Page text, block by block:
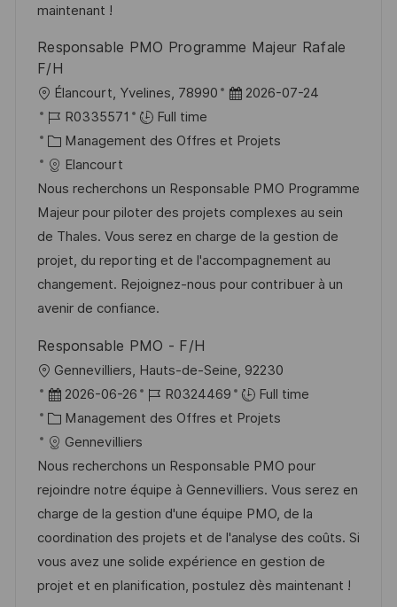
o
a
d
p
t
e
maintenant !
Responsable PMO Programme Majeur Rafale
F/H
o
c
a
l
i
s
a
t
i
n
Élancourt, Yvelines, 78990
D
t
d
a
f
f
a
g
e
2026-07-24
R
é
f
é
r
e
n
c
e
u
p
o
s
t
e
R0335571
Full time
C
a
t
é
g
o
r
i
Management des Offres et Projets
Elancourt
Nous recherchons un Responsable PMO Programme
Majeur pour piloter des projets complexes au sein
de Thales. Vous serez en charge de la gestion de
projet, du reporting et de l'accompagnement au
changement. Rejoignez-nous pour contribuer à un
avenir de confiance.
Responsable PMO - F/H
o
c
a
l
i
s
a
t
i
Gennevilliers, Hauts-de-Seine, 92230
D
a
t
e
d
’
a
f
f
2026-06-26
R
é
é
r
e
n
c
e
R0324469
Full time
C
a
t
é
g
o
r
i
Management des Offres et Projets
Gennevilliers
Nous recherchons un Responsable PMO pour
rejoindre notre équipe à Gennevilliers. Vous serez en
charge de la gestion d'une équipe PMO, de la
coordination des projets et de l'analyse des coûts. Si
vous avez une solide expérience en gestion de
projet et en planification, postulez dès maintenant !